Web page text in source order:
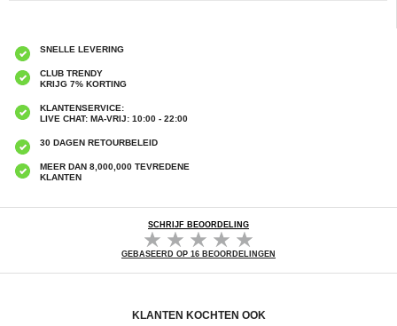
SNELLE LEVERING
CLUB TRENDY
KRIJG 7% KORTING
KLANTENSERVICE:
LIVE CHAT: MA-VRIJ: 10:00 - 22:00
30 DAGEN RETOURBELEID
MEER DAN 8,000,000 TEVREDENE
KLANTEN
SCHRIJF BEOORDELING
GEBASEERD OP 16 BEOORDELINGEN
KLANTEN KOCHTEN OOK